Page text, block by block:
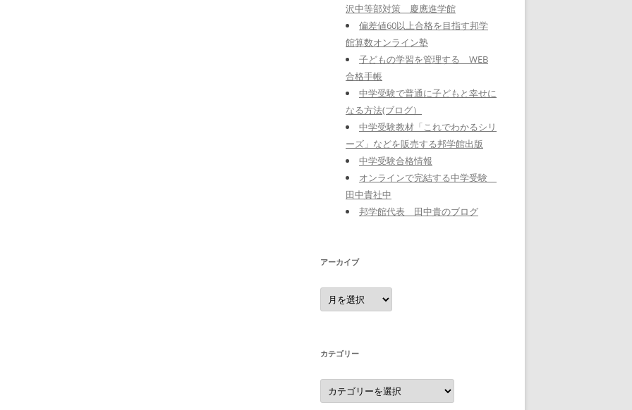
沢中等部対策 慶應進学館
偏差値60以上合格を目指す邦学
館算数オンライン塾
子どもの学習を管理する WEB
合格手帳
中学受験で普通に子どもと幸せに
なる方法(ブログ）
中学受験教材「これでわかるシリ
ーズ」などを販売する邦学館出版
中学受験合格情報
オンラインで完結する中学受験
田中貴社中
邦学館代表 田中貴のブログ
アーカイブ
ア
ー
カ
カテゴリー
カ
テ
ゴ